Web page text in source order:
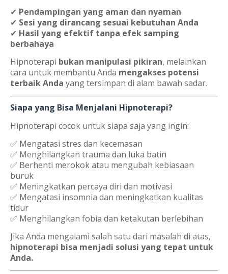
✔ Pendampingan yang aman dan nyaman
✔ Sesi yang dirancang sesuai kebutuhan Anda
✔ Hasil yang efektif tanpa efek samping
berbahaya
Hipnoterapi bukan manipulasi pikiran, melainkan
cara untuk membantu Anda mengakses potensi
terbaik Anda yang tersimpan di alam bawah sadar.
Siapa yang Bisa Menjalani Hipnoterapi?
Hipnoterapi cocok untuk siapa saja yang ingin:
✅ Mengatasi stres dan kecemasan
✅ Menghilangkan trauma dan luka batin
✅ Berhenti merokok atau mengubah kebiasaan
buruk
✅ Meningkatkan percaya diri dan motivasi
✅ Mengatasi insomnia dan meningkatkan kualitas
tidur
✅ Menghilangkan fobia dan ketakutan berlebihan
Jika Anda mengalami salah satu dari masalah di atas,
hipnoterapi bisa menjadi solusi yang tepat untuk
Anda.